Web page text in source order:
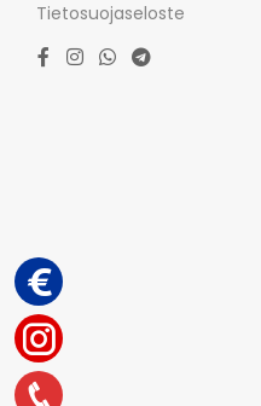
Tietosuojaseloste